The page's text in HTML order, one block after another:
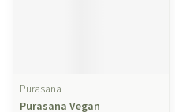
Purasana
Purasana Vegan